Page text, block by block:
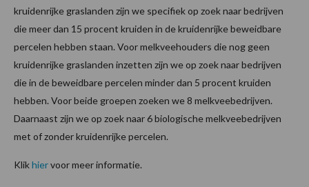
kruidenrijke graslanden zijn we specifiek op zoek naar bedrijven
die meer dan 15 procent kruiden in de kruidenrijke beweidbare
percelen hebben staan. Voor melkveehouders die nog geen
kruidenrijke graslanden inzetten zijn we op zoek naar bedrijven
die in de beweidbare percelen minder dan 5 procent kruiden
hebben. Voor beide groepen zoeken we 8 melkveebedrijven.
Daarnaast zijn we op zoek naar 6 biologische melkveebedrijven
met of zonder kruidenrijke percelen.
Klikhiervoor meer informatie.